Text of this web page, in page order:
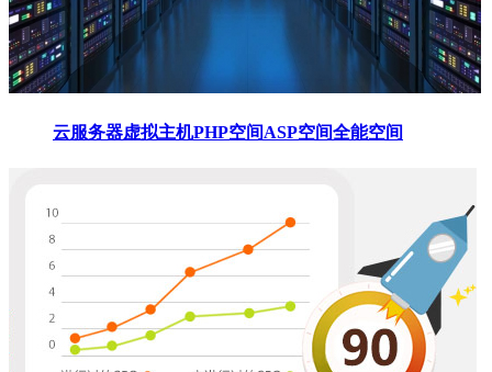
云服务器虚拟主机PHP空间ASP空间全能空间